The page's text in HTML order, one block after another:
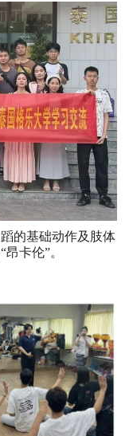
的基础动作及肢体
卡伦”。